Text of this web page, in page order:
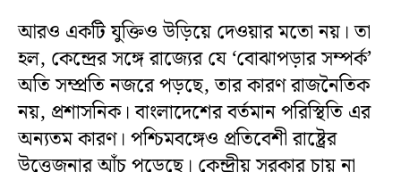
আরও একটি যুক্তিও উড়িয়ে দেওয়ার মতো নয়। তা
হল, কেন্দ্রের সঙ্গে রাজ্যের যে ‘বোঝাপড়ার সম্পর্ক’
অতি সম্প্রতি নজরে পড়ছে, তার কারণ রাজনৈতিক
নয়, প্রশাসনিক। বাংলাদেশের বর্তমান পরিস্থিতি এর
অন্যতম কারণ। পশ্চিমবঙ্গেও প্রতিবেশী রাষ্ট্রের